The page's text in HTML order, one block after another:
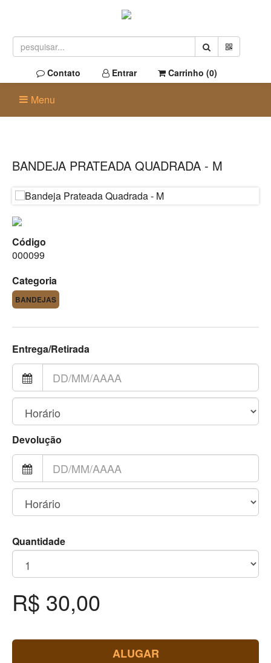
Contato Entrar Carrinho (0)
Menu
BANDEJA PRATEADA QUADRADA - M
Código
000099
Categoria
BANDEJAS
Entrega/Retirada
Devolução
Quantidade
R$ 30,00
ALUGAR